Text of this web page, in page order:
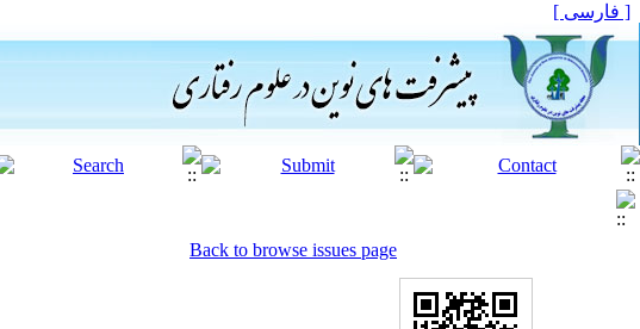
[ فارسی ]
Back to browse issues page